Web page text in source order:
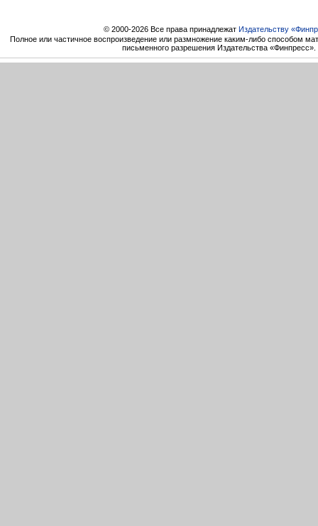
© 2000-2026 Все права принадлежат Издательству
Полное или частичное воспроизведение или размножение каким-либо способом
письменного разрешения Издательства «Финпресс».